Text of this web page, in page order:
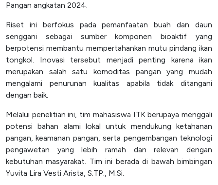
Pangan angkatan 2024.
Riset ini berfokus pada pemanfaatan buah dan daun
senggani sebagai sumber komponen bioaktif yang
berpotensi membantu mempertahankan mutu pindang ikan
tongkol. Inovasi tersebut menjadi penting karena ikan
merupakan salah satu komoditas pangan yang mudah
mengalami penurunan kualitas apabila tidak ditangani
dengan baik.
Melalui penelitian ini, tim mahasiswa ITK berupaya menggali
potensi bahan alami lokal untuk mendukung ketahanan
pangan, keamanan pangan, serta pengembangan teknologi
pengawetan yang lebih ramah dan relevan dengan
kebutuhan masyarakat. Tim ini berada di bawah bimbingan
Yuvita Lira Vesti Arista, S.TP., M.Si.